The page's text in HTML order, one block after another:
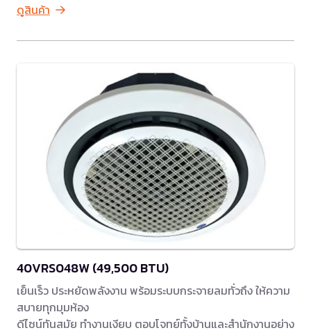
ดูสินค้า
40VRS048W (49,500 BTU)
เย็นเร็ว ประหยัดพลังงาน พร้อมระบบกระจายลมทั่วถึง ให้ความ
สบายทุกมุมห้อง
ดีไซน์ทันสมัย ทำงานเงียบ ตอบโจทย์ทั้งบ้านและสำนักงานอย่าง